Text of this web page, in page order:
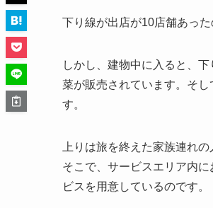
下り線が出店が10店舗あっ
しかし、建物中に入ると、
菜が販売されています。そ
す。
上りは旅を終えた家族連れ
そこで、サービスエリア内
ビスを用意しているのです。